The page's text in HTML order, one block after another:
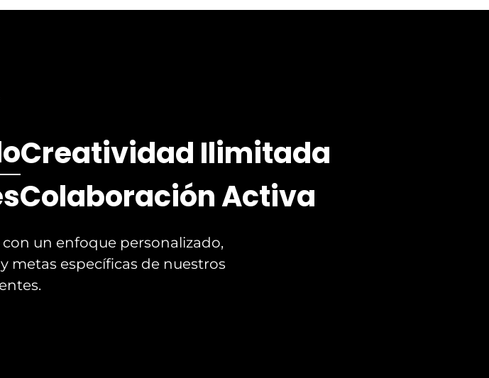
Creatividad Ilimitada
Colaboración Activa
un enfoque personalizado,
metas específicas de nuestros